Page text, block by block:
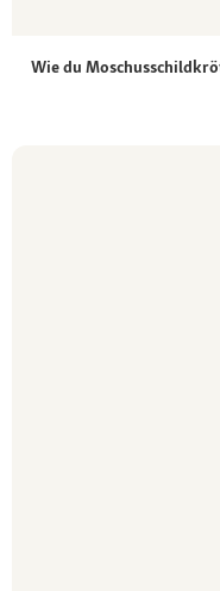
Wie du